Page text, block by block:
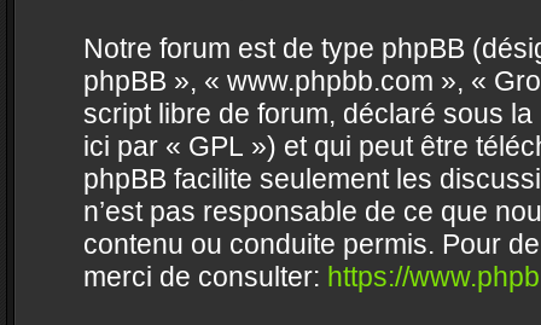
Notre forum est de type phpBB
phpBB », « www.phpbb.com », «
script libre de forum, déclaré sous
ici par « GPL ») et qui peut être
phpBB facilite seulement les
n’est pas responsable de ce que
contenu ou conduite permis. Pour
merci de consulter: https://